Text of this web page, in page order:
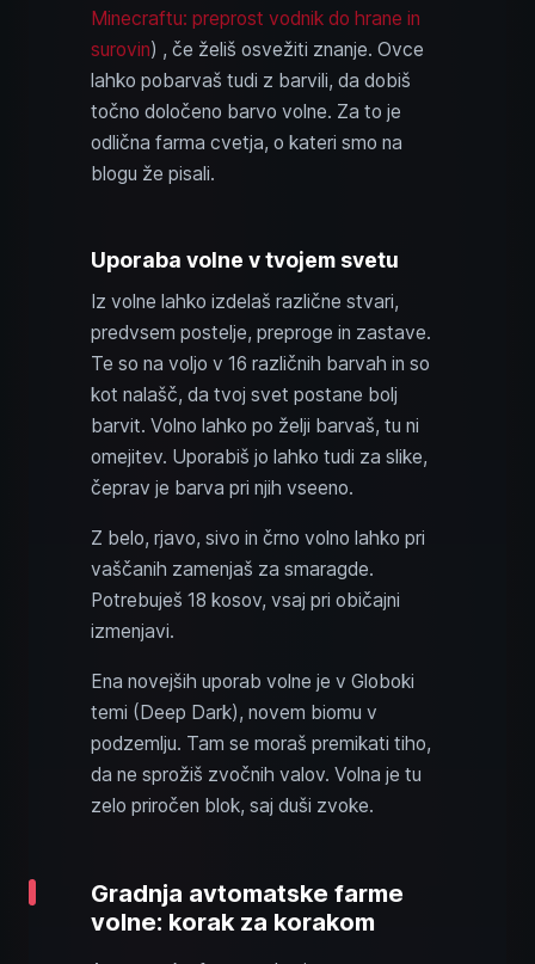
Minecraftu: preprost vodnik do hrane in
surovin) , če želiš osvežiti znanje. Ovce
lahko pobarvaš tudi z barvili, da dobiš
točno določeno barvo volne. Za to je
odlična farma cvetja, o kateri smo na
blogu že pisali.
Uporaba volne v tvojem svetu
Iz volne lahko izdelaš različne stvari,
predvsem postelje, preproge in zastave.
Te so na voljo v 16 različnih barvah in so
kot nalašč, da tvoj svet postane bolj
barvit. Volno lahko po želji barvaš, tu ni
omejitev. Uporabiš jo lahko tudi za slike,
čeprav je barva pri njih vseeno.
Z belo, rjavo, sivo in črno volno lahko pri
vaščanih zamenjaš za smaragde.
Potrebuješ 18 kosov, vsaj pri običajni
izmenjavi.
Ena novejših uporab volne je v Globoki
temi (Deep Dark), novem biomu v
podzemlju. Tam se moraš premikati tiho,
da ne sprožiš zvočnih valov. Volna je tu
zelo priročen blok, saj duši zvoke.
Gradnja avtomatske farme
volne: korak za korakom